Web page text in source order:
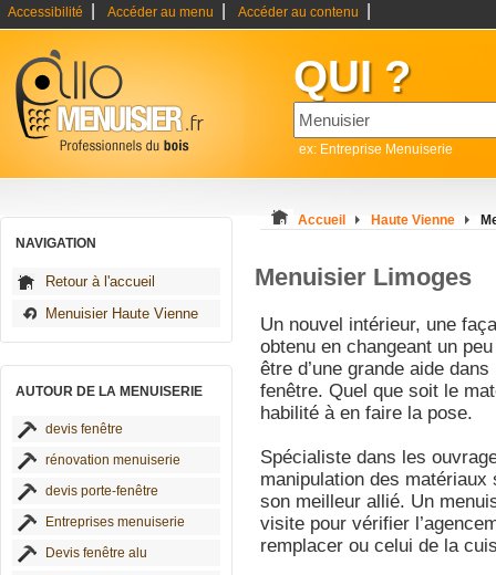
Accessibilité Accéder au menu Accéder au contenu
QUI ?
ex: Entreprise Menuiserie
NAVIGATION
Retour à l'accueil
Menuisier Haute Vienne
AUTOUR DE LA MENUISERIE
devis fenêtre
rénovation menuiserie
devis porte-fenêtre
Entreprises menuiserie
Devis fenêtre alu
Accueil Haute Vienne
Menuisier Limoges
Un nouvel intérieur, une
obtenu en changeant un
être d’une grande aide
fenêtre. Quel que soit le
habilité à en faire la pose.
Spécialiste dans les
manipulation des
son meilleur allié. Un
visite pour vérifier
remplacer ou celui de la